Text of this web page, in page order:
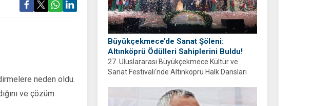
Büyükçekmece’de Sanat Şöleni:
Altınköprü Ödülleri Sahiplerini Buldu!
27. Uluslararası Büyükçekmece Kültür ve
Sanat Festivali'nde Altınköprü Halk Dansları
neden oldu.
ve çözüm